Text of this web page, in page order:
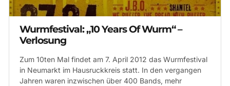
Wurmfestival: „10 Years Of Wurm“ –
Verlosung
Zum 10ten Mal findet am 7. April 2012 das Wurmfestival
in Neumarkt im Hausruckkreis statt. In den vergangen
Jahren waren inzwischen über 400 Bands, mehr